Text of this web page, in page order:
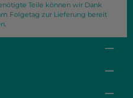
Teile können wir Dank
Folgetag zur Lieferung bereit